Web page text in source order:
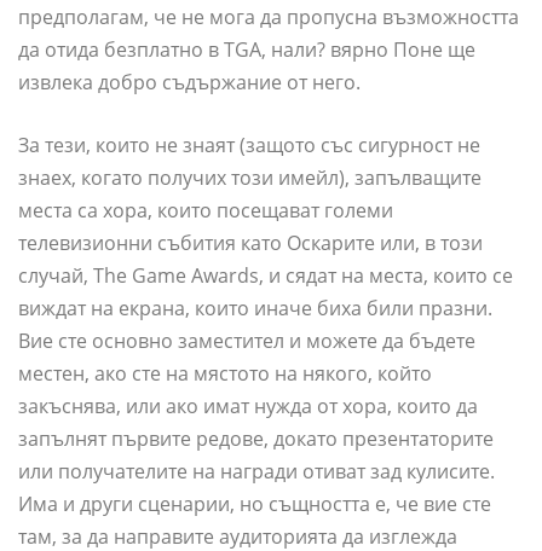
предполагам, че не мога да пропусна възможността
да отида безплатно в TGA, нали? вярно Поне ще
извлека добро съдържание от него.
За тези, които не знаят (защото със сигурност не
знаех, когато получих този имейл), запълващите
места са хора, които посещават големи
телевизионни събития като Оскарите или, в този
случай, The Game Awards, и сядат на места, които се
виждат на екрана, които иначе биха били празни.
Вие сте основно заместител и можете да бъдете
местен, ако сте на мястото на някого, който
закъснява, или ако имат нужда от хора, които да
запълнят първите редове, докато презентаторите
или получателите на награди отиват зад кулисите.
Има и други сценарии, но същността е, че вие ​​сте
там, за да направите аудиторията да изглежда